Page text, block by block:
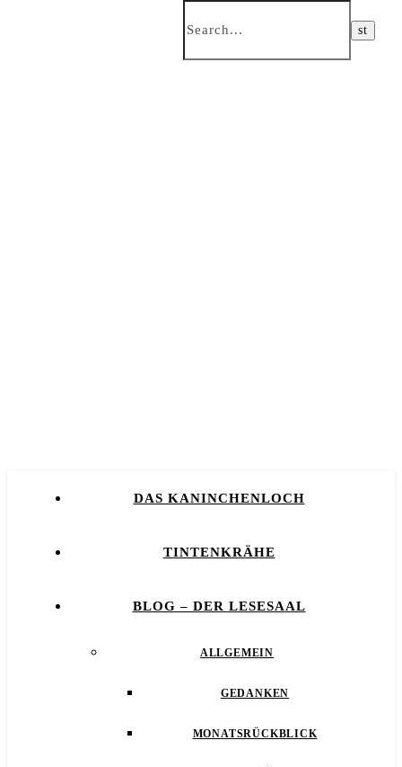
DAS KANINCHENLOCH
TINTENKRÄHE
BLOG – DER LESESAAL
ALLGEMEIN
GEDANKEN
MONATSRÜCKBLICK